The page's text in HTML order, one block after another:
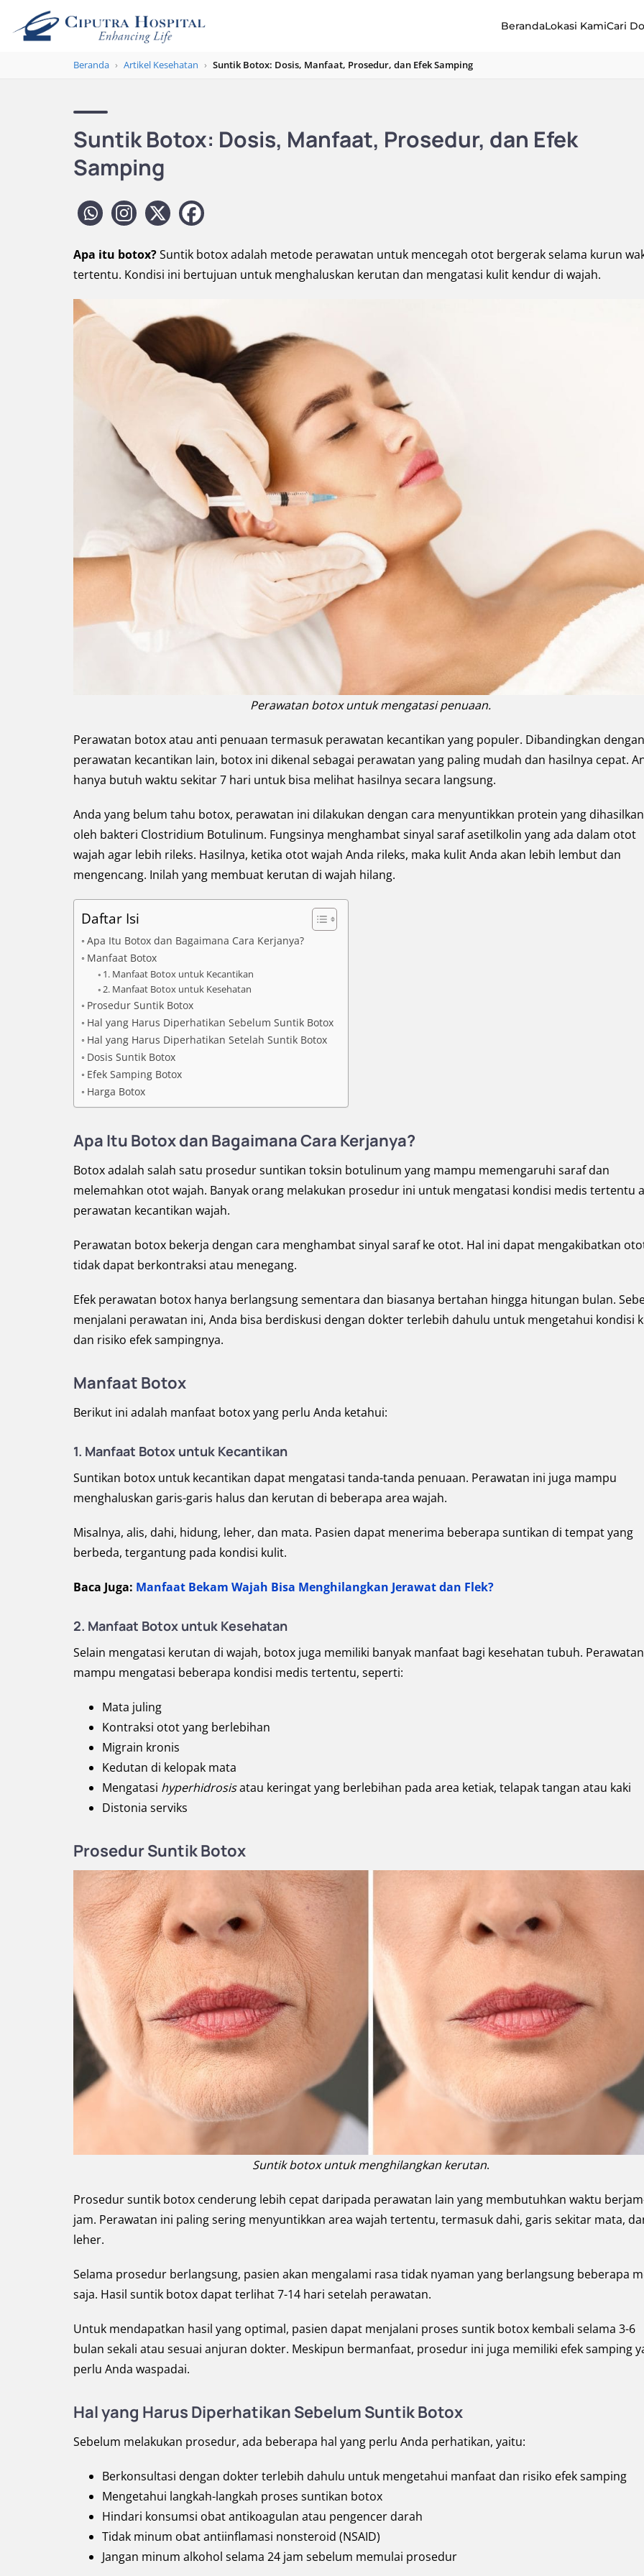
BerandaLokasi KamiCari
Beranda › Artikel Kesehatan › Suntik Botox: Dosis, Manfaat, Prosedur, dan Efek Samping
Suntik Botox: Dosis, Manfaat, Prosedur, dan Efek
Samping
Apa itu botox?Suntik botox adalah metode perawatan untuk mencegah otot bergerak selama kurun
tertentu. Kondisi ini bertujuan untuk menghaluskan kerutan dan mengatasi kulit kendur di wajah.
Perawatan botox untuk mengatasi penuaan.
Perawatan botox atau anti penuaan termasuk perawatan kecantikan yang populer. Dibandingkan dengan
perawatan kecantikan lain, botox ini dikenal sebagai perawatan yang paling mudah dan hasilnya cepat.
hanya butuh waktu sekitar 7 hari untuk bisa melihat hasilnya secara langsung.
Anda yang belum tahu botox, perawatan ini dilakukan dengan cara menyuntikkan protein yang dihasilkan
oleh bakteri Clostridium Botulinum. Fungsinya menghambat sinyal saraf asetilkolin yang ada dalam otot
wajah agar lebih rileks. Hasilnya, ketika otot wajah Anda rileks, maka kulit Anda akan lebih lembut dan
mengencang. Inilah yang membuat kerutan di wajah hilang.
Daftar Isi
Apa Itu Botox dan Bagaimana Cara Kerjanya?
Manfaat Botox
1. Manfaat Botox untuk Kecantikan
2. Manfaat Botox untuk Kesehatan
Prosedur Suntik Botox
Hal yang Harus Diperhatikan Sebelum Suntik Botox
Hal yang Harus Diperhatikan Setelah Suntik Botox
Dosis Suntik Botox
Efek Samping Botox
Harga Botox
Apa Itu Botox dan Bagaimana Cara Kerjanya?
Botox adalah salah satu prosedur suntikan toksin botulinum yang mampu memengaruhi saraf dan
melemahkan otot wajah. Banyak orang melakukan prosedur ini untuk mengatasi kondisi medis tertentu
perawatan kecantikan wajah.
Perawatan botox bekerja dengan cara menghambat sinyal saraf ke otot. Hal ini dapat mengakibatkan
tidak dapat berkontraksi atau menegang.
Efek perawatan botox hanya berlangsung sementara dan biasanya bertahan hingga hitungan bulan.
menjalani perawatan ini, Anda bisa berdiskusi dengan dokter terlebih dahulu untuk mengetahui kondisi
dan risiko efek sampingnya.
Manfaat Botox
Berikut ini adalah manfaat botox yang perlu Anda ketahui:
1. Manfaat Botox untuk Kecantikan
Suntikan botox untuk kecantikan dapat mengatasi tanda-tanda penuaan. Perawatan ini juga mampu
menghaluskan garis-garis halus dan kerutan di beberapa area wajah.
Misalnya, alis, dahi, hidung, leher, dan mata. Pasien dapat menerima beberapa suntikan di tempat yang
berbeda, tergantung pada kondisi kulit.
Baca Juga: Manfaat Bekam Wajah Bisa Menghilangkan Jerawat dan Flek?
2. Manfaat Botox untuk Kesehatan
Selain mengatasi kerutan di wajah, botox juga memiliki banyak manfaat bagi kesehatan tubuh.
mampu mengatasi beberapa kondisi medis tertentu, seperti:
Mata juling
Kontraksi otot yang berlebihan
Migrain kronis
Kedutan di kelopak mata
Mengatasi hyperhidrosisatau keringat yang berlebihan pada area ketiak, telapak tangan atau kaki
Distonia serviks
Prosedur Suntik Botox
Suntik botox untuk menghilangkan kerutan.
Prosedur suntik botox cenderung lebih cepat daripada perawatan lain yang membutuhkan waktu
jam. Perawatan ini paling sering menyuntikkan area wajah tertentu, termasuk dahi, garis sekitar mata,
leher.
Selama prosedur berlangsung, pasien akan mengalami rasa tidak nyaman yang berlangsung beberapa
saja. Hasil suntik botox dapat terlihat 7-14 hari setelah perawatan.
Untuk mendapatkan hasil yang optimal, pasien dapat menjalani proses suntik botox kembali selama 3-6
bulan sekali atau sesuai anjuran dokter. Meskipun bermanfaat, prosedur ini juga memiliki efek samping
perlu Anda waspadai.
Hal yang Harus Diperhatikan Sebelum Suntik Botox
Sebelum melakukan prosedur, ada beberapa hal yang perlu Anda perhatikan, yaitu:
Berkonsultasi dengan dokter terlebih dahulu untuk mengetahui manfaat dan risiko efek samping
Mengetahui langkah-langkah proses suntikan botox
Hindari konsumsi obat antikoagulan atau pengencer darah
Tidak minum obat antiinflamasi nonsteroid (NSAID)
Jangan minum alkohol selama 24 jam sebelum memulai prosedur